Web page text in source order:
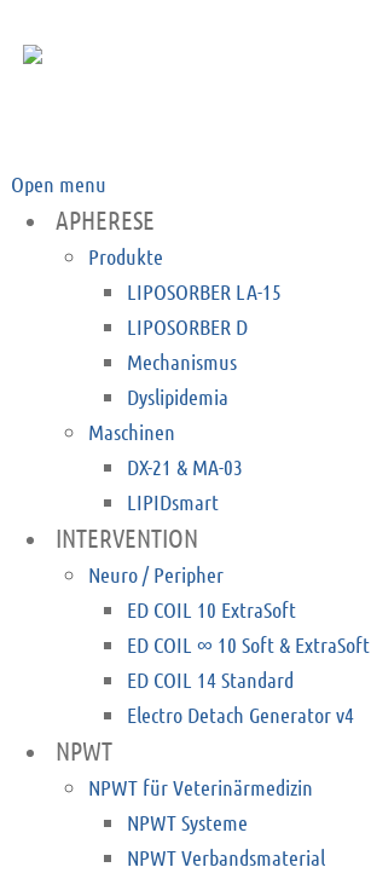
Open menu
APHERESE
Produkte
LIPOSORBER LA-15
LIPOSORBER D
Mechanismus
Dyslipidemia
Maschinen
DX-21 & MA-03
LIPIDsmart
INTERVENTION
Neuro / Peripher
ED COIL 10 ExtraSoft
ED COIL ∞ 10 Soft & ExtraSoft
ED COIL 14 Standard
Electro Detach Generator v4
NPWT
NPWT für Veterinärmedizin
NPWT Systeme
NPWT Verbandsmaterial